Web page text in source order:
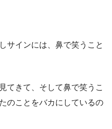
サインには、鼻で笑うこと
てきて、そして鼻で笑うこ
のことをバカにしているの